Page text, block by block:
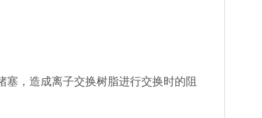
，造成离子交换树脂进行交换时的阻